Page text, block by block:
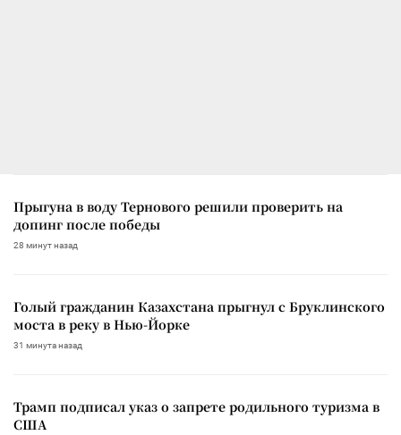
Прыгуна в воду Тернового решили проверить на
допинг после победы
28 минут назад
Голый гражданин Казахстана прыгнул с Бруклинского
моста в реку в Нью-Йорке
31 минута назад
Трамп подписал указ о запрете родильного туризма в
США